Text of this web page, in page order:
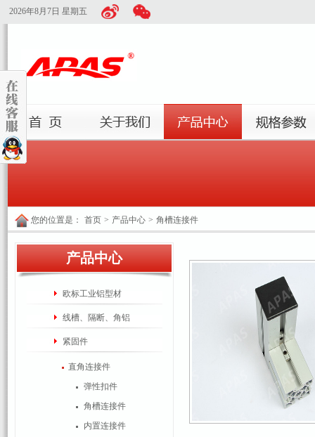
2026年8月7日 星期五
您的位置是： 首页 > 产品中心 > 角槽连接件
产品中心
欧标工业铝型材
线槽、隔断、角铝
紧固件
直角连接件
弹性扣件
角槽连接件
内置连接件